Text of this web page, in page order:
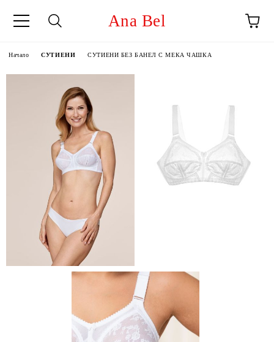
Ana Bel
Начало СУТИЕНИ СУТИЕНИ БЕЗ БАНЕЛ С МЕКА ЧАШКА